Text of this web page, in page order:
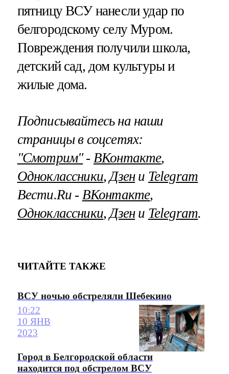
пятницу ВСУ нанесли удар по
белгородскому селу Муром.
Повреждения получили школа,
детский сад, дом культуры и
жилые дома.
Подписывайтесь на наши
страницы в соцсетях:
"Смотрим"‐ ВКонтакте,
Одноклассники, Дзени Telegram
Вести.Ru ‐ ВКонтакте,
Одноклассники, Дзени Telegram.
ЧИТАЙТЕ ТАКЖЕ
ВСУ ночью обстреляли Шебекино
10:22
10 ЯНВ
2023
Город в Белгородской области
находится под обстрелом ВСУ